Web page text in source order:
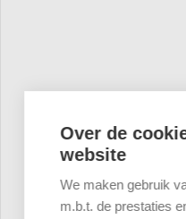
Over de
website
We maken gebruik
m.b.t. de prestaties